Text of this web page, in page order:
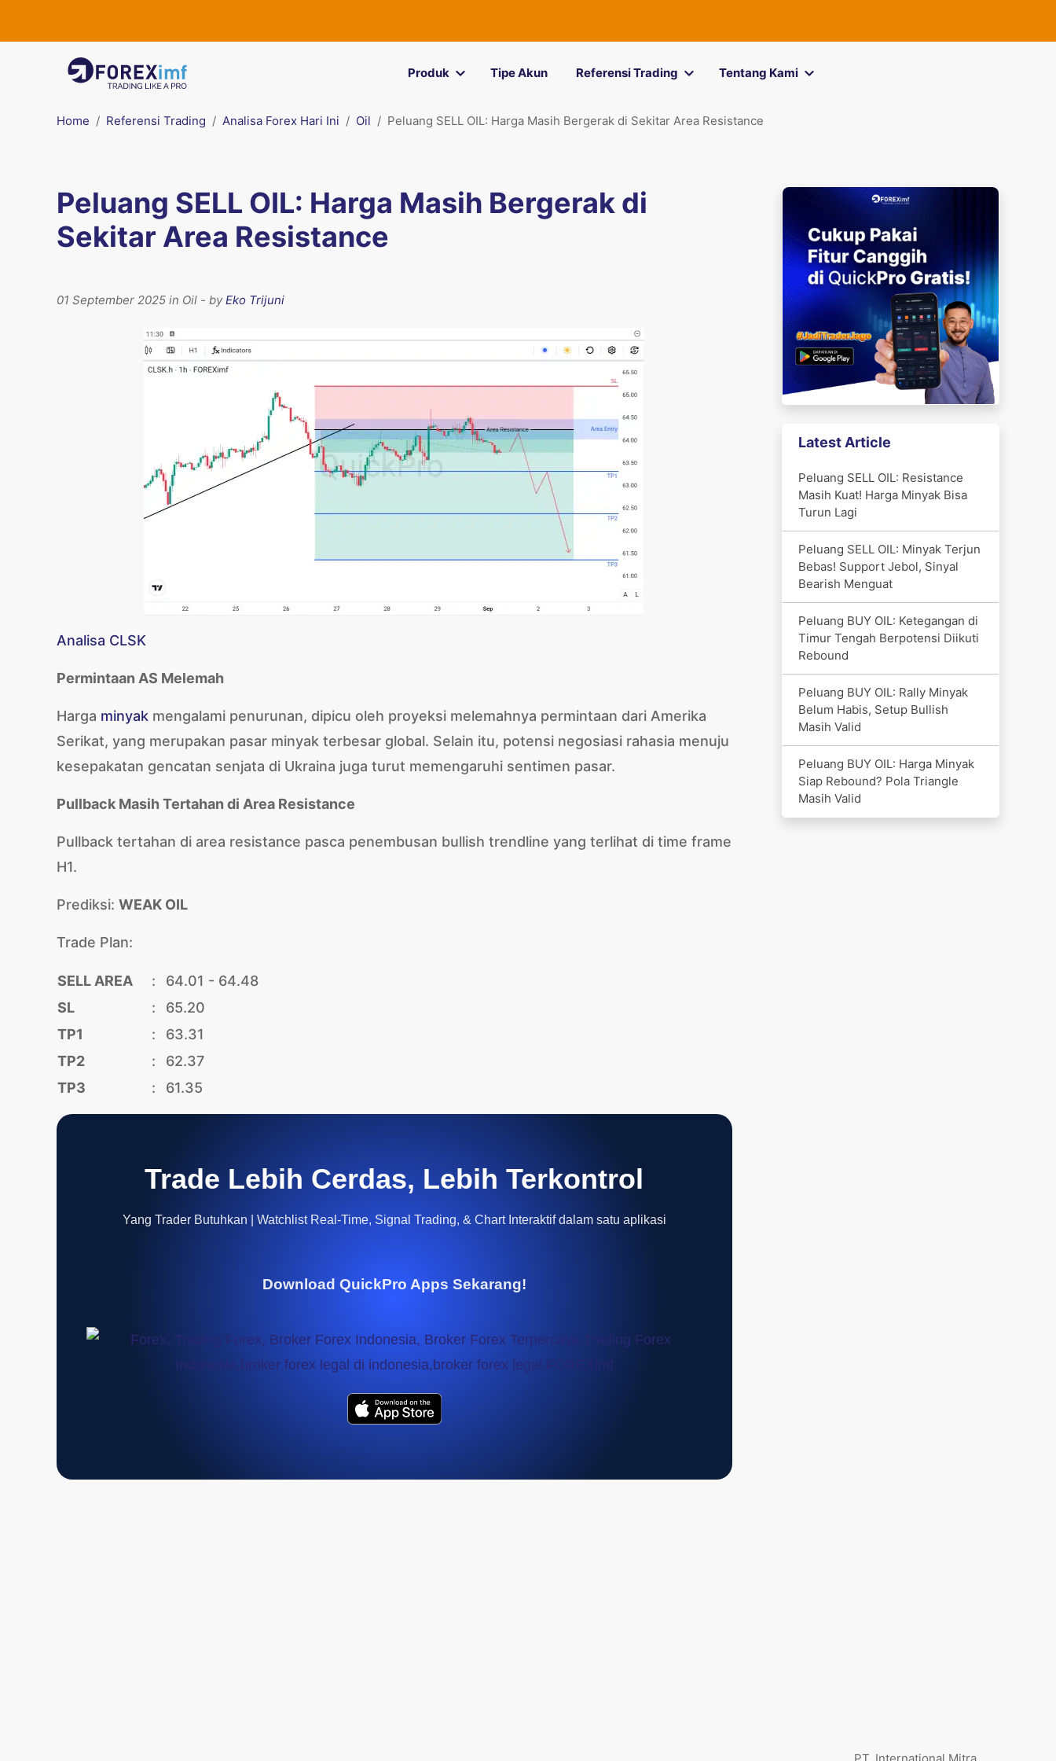
Produk Tipe Akun Referensi Trading Tentang Kami
Home Referensi Trading Analisa Forex Hari Ini Oil Peluang SELL OIL: Harga Masih Bergerak di Sekitar Area Resistance
Peluang SELL OIL: Harga Masih Bergerak di
Sekitar Area Resistance
01 September 2025 in Oil - byEko Trijuni
Analisa CLSK
Permintaan AS Melemah
Harga minyak mengalami penurunan, dipicu oleh proyeksi melemahnya permintaan dari Amerika
Serikat, yang merupakan pasar minyak terbesar global. Selain itu, potensi negosiasi rahasia menuju
kesepakatan gencatan senjata di Ukraina juga turut memengaruhi sentimen pasar.
Pullback Masih Tertahan di Area Resistance
Pullback tertahan di area resistance pasca penembusan bullish trendline yang terlihat di time frame
H1.
Prediksi: WEAK OIL
Trade Plan:
SELL AREA :
64.01 - 64.48
SL
:
65.20
TP1
:
63.31
TP2
:
62.37
TP3
: 61.35
Trade Lebih Cerdas, Lebih Terkontrol
Yang Trader Butuhkan | Watchlist Real-Time, Signal Trading, & Chart Interaktif dalam satu aplikasi
Download QuickPro Apps Sekarang!
Latest Article
Peluang SELL OIL: Resistance
Masih Kuat! Harga Minyak Bisa
Turun Lagi
Peluang SELL OIL: Minyak Terjun
Bebas! Support Jebol, Sinyal
Bearish Menguat
Peluang BUY OIL: Ketegangan di
Timur Tengah Berpotensi Diikuti
Rebound
Peluang BUY OIL: Rally Minyak
Belum Habis, Setup Bullish
Masih Valid
Peluang BUY OIL: Harga Minyak
Siap Rebound? Pola Triangle
Masih Valid